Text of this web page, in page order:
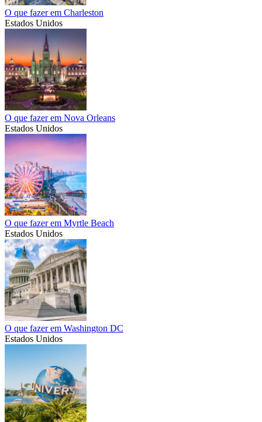
O que fazer em Charleston
Estados Unidos
O que fazer em Nova Orleans
Estados Unidos
O que fazer em Myrtle Beach
Estados Unidos
O que fazer em Washington DC
Estados Unidos